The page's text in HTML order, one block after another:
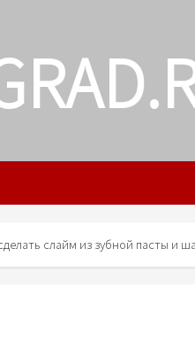
слайм из зубной пасты и